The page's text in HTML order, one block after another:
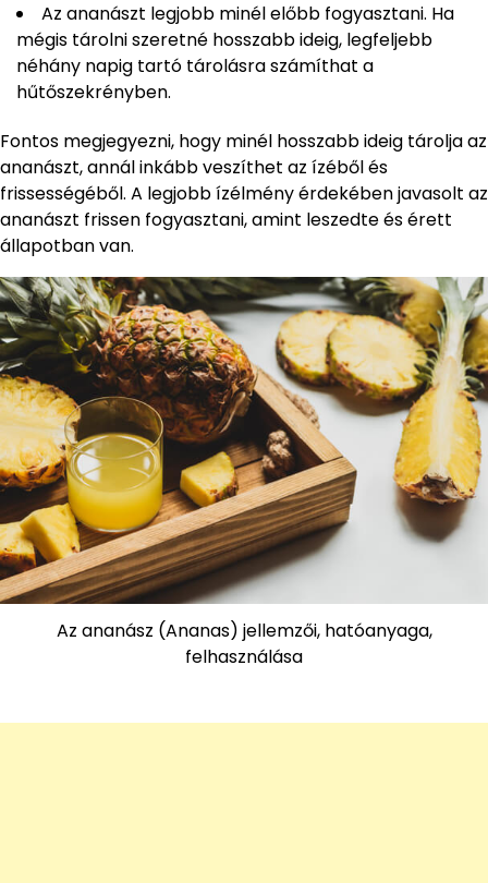
Az ananászt legjobb minél előbb fogyasztani. Ha
mégis tárolni szeretné hosszabb ideig, legfeljebb
néhány napig tartó tárolásra számíthat a
hűtőszekrényben.
Fontos megjegyezni, hogy minél hosszabb ideig tárolja az
ananászt, annál inkább veszíthet az ízéből és
frissességéből. A legjobb ízélmény érdekében javasolt az
ananászt frissen fogyasztani, amint leszedte és érett
állapotban van.
Az ananász (Ananas) jellemzői, hatóanyaga,
felhasználása